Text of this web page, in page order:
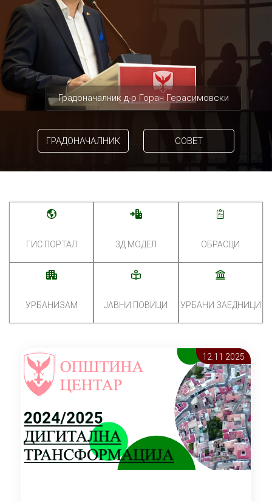
Градоначалник д-р Горан Герасимовски
ГРАДОНАЧАЛНИК СОВЕТ
ГИС ПОРТАЛ 3Д МОДЕЛ ОБРАСЦИ
УРБАНИЗАМ ЈАВНИ ПОВИЦИ УРБАНИ ЗАЕДНИЦИ
12.11 2025